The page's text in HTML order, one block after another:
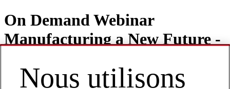
On Demand Webinar
Manufacturing a New Future -
Milliken
Nous utilisons